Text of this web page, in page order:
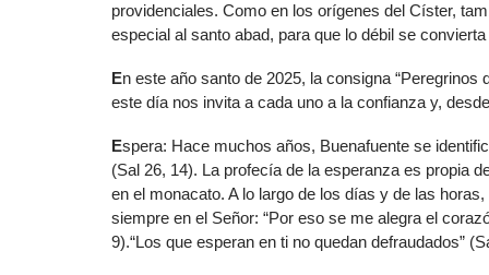
providenciales. Como en los orígenes del Císter,
especial al santo abad, para que lo débil se
En este año santo de 2025, la consigna
este día nos invita a cada uno a la confianza y,
Espera: Hace muchos años, Buenafuente se
(Sal 26, 14). La profecía de la esperanza es propia
en el monacato. A lo largo de los días y de las
siempre en el Señor: “Por eso se me alegra el
9).“Los que esperan en ti no quedan defraudados”